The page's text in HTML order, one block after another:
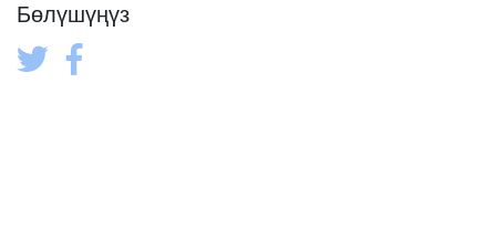
Бөлүшүңүз